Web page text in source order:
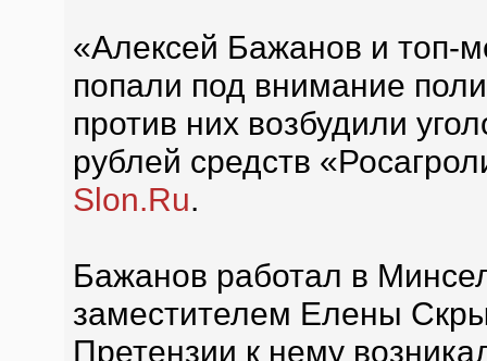
«Алексей Бажанов и топ-
попали под внимание
против них возбудили
рублей средств
Slon.Ru.
Бажанов работал в
заместителем Елены
Претензии к нему